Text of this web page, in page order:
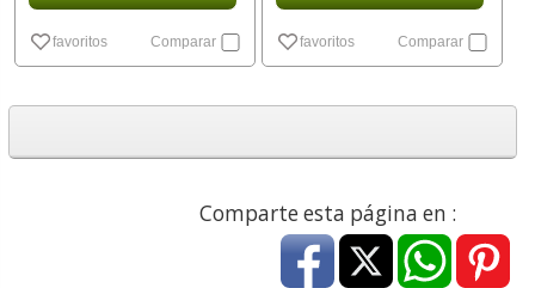
favoritos Comparar favoritos Comparar
Comparte esta página en :